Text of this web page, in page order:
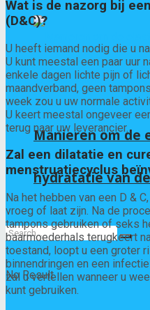
Manieren om de
hydratatie van
No Result
Wat is de nazorg bij
(D&C)?
U heeft iemand nodig die u
U kunt meestal een paar uur
enkele dagen lichte pijn of
maandverband, geen
week zou u uw normale
U keert meestal ongeveer
terug naar uw leverancier.
Zal een dilatatie en
menstruatiecyclus
Na het hebben van een D &
vroeg of laat zijn. Na de
tampons gebruiken of seks
baarmoederhals terugkeert
toestand, loopt u een groter
binnendringen en een
zal u vertellen wanneer u
kunt gebruiken.